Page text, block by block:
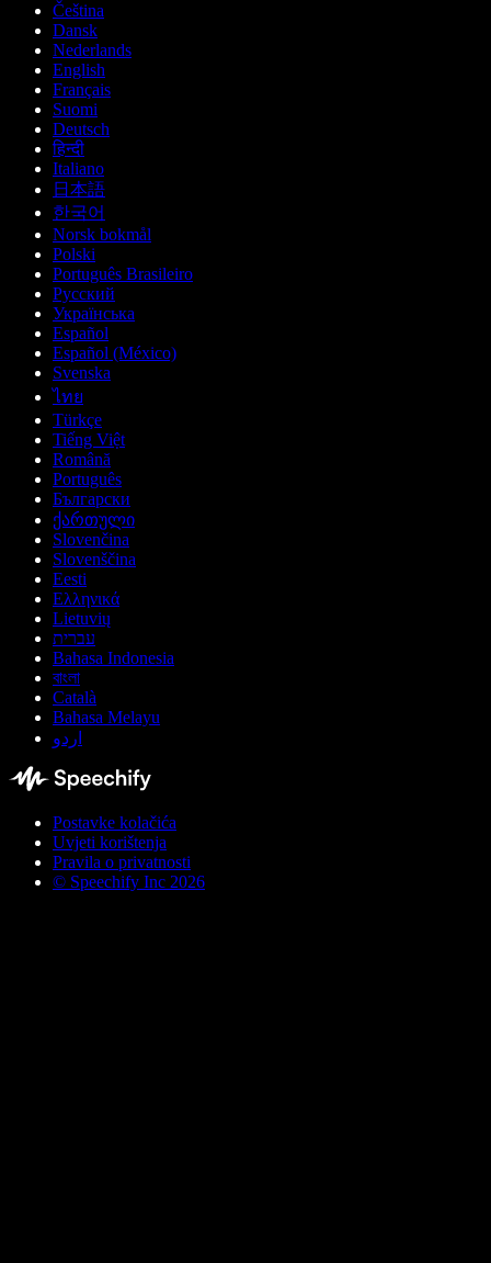
Čeština
Dansk
Nederlands
English
Français
Suomi
Deutsch
हिन्दी
Italiano
日本語
한국어
Norsk bokmål
Polski
Português Brasileiro
Русский
Українська
Español
Español (México)
Svenska
ไทย
Türkçe
Tiếng Việt
Română
Português
Български
ქართული
Slovenčina
Slovenščina
Eesti
Ελληνικά
Lietuvių
עברית
Bahasa Indonesia
বাংলা
Català
Bahasa Melayu
اردو
Postavke kolačića
Uvjeti korištenja
Pravila o privatnosti
© Speechify Inc 2026